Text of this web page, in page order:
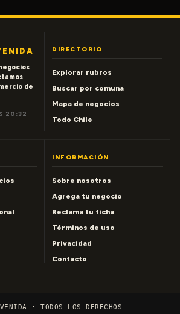
de
20:32
DIRECTORIO
Explorar rubros
Buscar por comuna
Mapa de negocios
Todo Chile
INFORMACIÓN
Sobre nosotros
Agrega tu negocio
Reclama tu ficha
Términos de uso
Privacidad
Contacto
· TODOS LOS DERECHOS